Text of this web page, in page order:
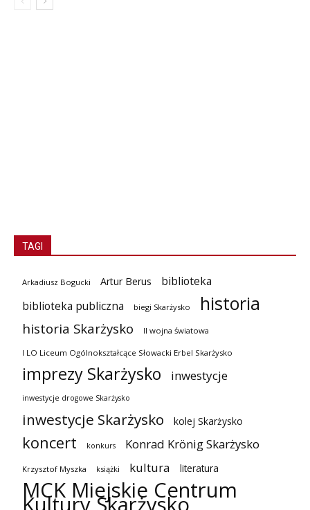
TAGI
Arkadiusz Bogucki Artur Berus
biblioteka
biblioteka publiczna
biegi Skarżysko historia
historia Skarżysko II wojna światowa
I LO Liceum Ogólnokształcące Słowacki Erbel Skarżysko
imprezy Skarżysko inwestycje
inwestycje drogowe Skarżysko
inwestycje Skarżysko kolej Skarżysko
koncert konkurs Konrad Krönig Skarżysko
Krzysztof Myszka książki kultura literatura
MCK Miejskie Centrum
Kultury Skarżysko